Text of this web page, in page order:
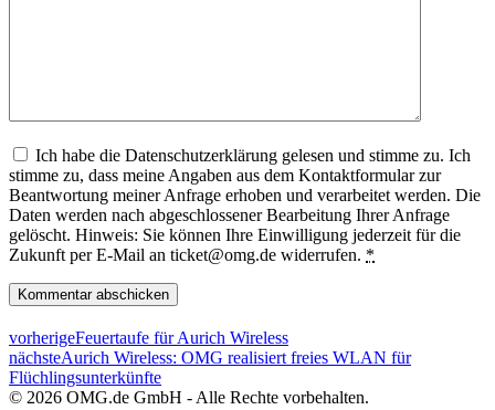
Ich habe die Datenschutzerklärung gelesen und stimme zu. Ich
stimme zu, dass meine Angaben aus dem Kontaktformular zur
Beantwortung meiner Anfrage erhoben und verarbeitet werden. Die
Daten werden nach abgeschlossener Bearbeitung Ihrer Anfrage
gelöscht. Hinweis: Sie können Ihre Einwilligung jederzeit für die
Zukunft per E-Mail an ticket@omg.de widerrufen. *
vorherigeFeuertaufe für Aurich Wireless
nächsteAurich Wireless: OMG realisiert freies WLAN für
Flüchlingsunterkünfte
© 2026 OMG.de GmbH - Alle Rechte vorbehalten.